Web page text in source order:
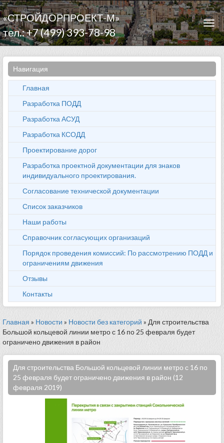
«СТРОЙДОРПРОЕКТ-М»
тел.: +7 (499) 393-78-98
Навигация
Главная
Разработка ПОДД
Разработка АСУД
Разработка КСОДД
Проектирование дорог
Разработка проектной документации для знаков
индивидуального проектирования.
Согласование технической документации
Список заказчиков
Наши работы
Справочник согласующих организаций
Порядок проведения комиссий: По рассмотрению ПОДД и
ограничениям движения
Отзывы
Контакты
Главная » Новости » Новости без категорий » Для строительства
Большой кольцевой линии метро с 16 по 25 февраля будет
ограничено движения в район
Для строительства Большой кольцевой линии метро с 16 по
25 февраля будет ограничено движения в район (12
февраля 2019)